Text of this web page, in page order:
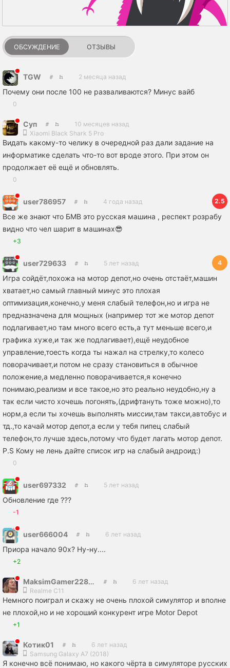
ОБСУЖДЕНИЕ ОТЗЫВЫ
TGW 2 месяца назад
Почему они после 100 не разваливаются? Минус вайб
0
Сyп
10 месяцев назад
Xiaomi Black Shark 5 Pro
Видать какому-то челику в очередной раз дали задание на
информатике сделать что-то вот вроде этого. При этом он
продолжает её ещё и обновлять.
0
user786957 4 года назад 2.5
Все же знают что БМВ это русская машина , респект розрабу
видно что чел шарит в машинах😎
+3
user729633 5 лет назад 4
Игра сойдёт,похожа на мотор депот,но очень отстаёт,машин
хватает,но самый главный минус это плохая
оптимизация,конечно,у меня слабый телефон,но и игра не
предназначена для мощных (например тот же мотор депот
подлагивает,но там много всего есть,а тут меньше всего,и
графика хуже,и так же подлагивает),ещё неудобное
управление,тоесть когда ты нажал на стрелку,то колесо
поворачивает,и потом не сразу становиться в обычное
положение,а медленно поворачивается,я конечно
понимаю,реализм и все такое,но это реально неудобно,ну а
так если чисто хочешь погонять,(дрифтануть тоже можно),то
норм,а если ты хочешь выполнять миссии,там такси,автобус и
тд.,то качай мотор депот,а если у тебя пипец слабый
телефон,то лучше здесь,потому что будет лагать мотор депот.
P.S Кому не лень дайте список игр на слабый андроид:)
0
user697332 5 лет назад
Обновление где ???
-1
user666004 6 лет назад
Приора начало 90х? Ну-ну....
+2
MaksimGamer228777
6 лет назад
Realme C11
Немного поиграл и скажу не очень плохой симулятор и вполне
не плохой,но и не хороший конкурент игре Motor Depot
+1
Котик01
6 лет назад
Samsung Galaxy A7 (2018)
Я конечно всё понимаю, но какого чёрта в симуляторе русских